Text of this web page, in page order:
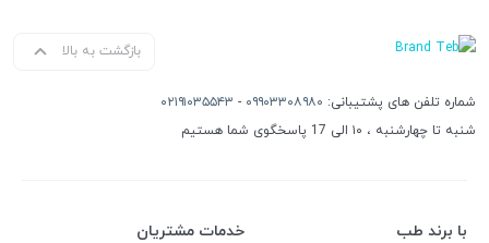
بازگشت به بالا
شماره تلفن های پشتیبانی: ۰۹۹۰۳۳۰۸۹۸۰ - ۰۲۱۹۱۰۳۵۵۴۳
شنبه تا چهارشنبه ، ۱۰ الی 17 پاسخگوی شما هستیم
با برند طب خدمات مشتریان